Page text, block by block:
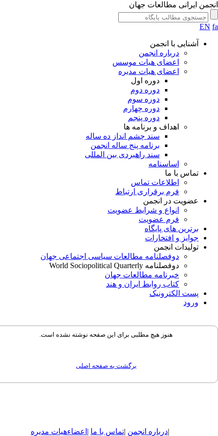
ایرانی مطالعات جهان
EN
آشنایی با انجمن
درباره انجمن
اعضای هیات موسس
اعضای هیات مدیره
دوره اول
دوره دوم
دوره سوم
دوره چهارم
دوره پنجم
اهداف و برنامه ها
سند چشم انداز ده ساله
برنامه پنج ساله انجمن
سند راهبردی بین المللی
اساسنامه
تماس با ما
اطلاعات تماس
فرم برقراری ارتباط
عضویت در انجمن
انواع و شرایط عضویت
فرم عضویت
برترین های پایگاه
جوایز و افتخارات
تولیدات انجمن
دوفصلنامه مطالعات سیاسی اجتماعی جهان
دوفصلنامه World Sociopolitical Quarterly
خبرنامه مطالعات جهان
کتاب روابط ایران و هند
پست الکترونیک
ورود
هنوز هیچ مطلبی برای این صفحه نوشته نشده است.
برگشت به صفحه اصلی
درباره انجمن|تماس با ما|اعضاءهیات مدیره